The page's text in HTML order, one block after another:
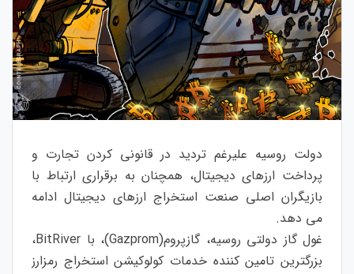
دولت روسیه علیرغم تردید در قانونی کردن تجارت و
پرداخت ارزهای دیجیتال، همچنان به برقراری ارتباط با
بازیگران اصلی صنعت استخراج ارزهای دیجیتال ادامه
می دهد.
غول گاز دولتی روسیه، گازپروم(Gazprom)، با BitRiver،
بزرگترین تامین کننده خدمات کولوکیشن استخراج رمزارز